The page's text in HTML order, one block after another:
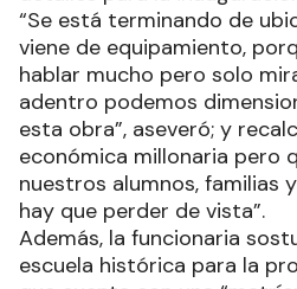
“Se está terminando de
viene de equipamiento,
hablar mucho pero solo
adentro podemos
esta obra”, aseveró; y
económica millonaria pero
nuestros alumnos, familias
hay que perder de vista”.
Además, la funcionaria
escuela histórica para la